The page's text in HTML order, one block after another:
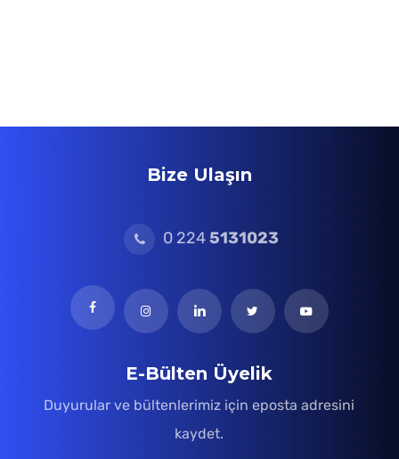
Bize Ulaşın
0 2245131023
E-Bülten Üyelik
Duyurular ve bültenlerimiz için eposta adresini
kaydet.